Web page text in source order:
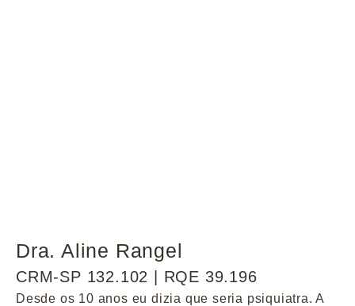
Dra. Aline Rangel
CRM-SP 132.102 | RQE 39.196
Desde os 10 anos eu dizia que seria psiquiatra. A